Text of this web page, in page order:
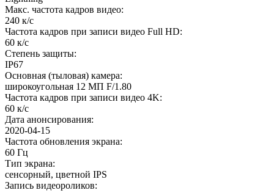
Макс. частота кадров видео:
240 к/с
Частота кадров при записи видео Full HD:
60 к/c
Степень защиты:
IP67
Основная (тыловая) камера:
широкоугольная 12 МП F/1.80
Частота кадров при записи видео 4K:
60 к/c
Дата анонсирования:
2020-04-15
Частота обновления экрана:
60 Гц
Тип экрана:
сенсорный, цветной IPS
Запись видеороликов: